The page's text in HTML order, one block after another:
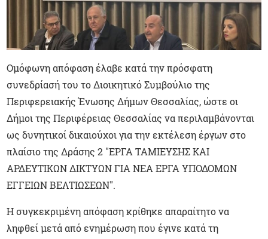
Ομόφωνη απόφαση έλαβε κατά την πρόσφατη
συνεδρίασή του το Διοικητικό Συμβούλιο της
Περιφερειακής Ένωσης Δήμων Θεσσαλίας, ώστε οι
Δήμοι της Περιφέρειας Θεσσαλίας να περιλαμβάνονται
ως δυνητικοί δικαιούχοι για την εκτέλεση έργων στο
πλαίσιο της Δράσης 2 "ΕΡΓΑ ΤΑΜΙΕΥΣΗΣ ΚΑΙ
ΑΡΔΕΥΤΙΚΩΝ ΔΙΚΤΥΩΝ ΓΙΑ ΝΕΑ ΕΡΓΑ ΥΠΟΔΟΜΩΝ
ΕΓΓΕΙΩΝ ΒΕΛΤΙΩΣΕΩΝ".
Η συγκεκριμένη απόφαση κρίθηκε απαραίτητο να
ληφθεί μετά από ενημέρωση που έγινε κατά τη